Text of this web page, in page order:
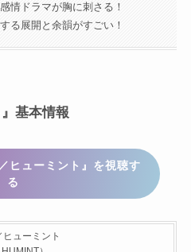
情ドラマが胸に刺さる！
る展開と余韻がすごい！
基本情報
ューミント』を視聴す
る
ヒューミント